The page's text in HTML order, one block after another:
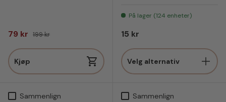
Salgspris
79 kr Vanlig pris
199 kr
Kjøp
På lager (124 enheter)
Vanlig pris
15 kr
Velg alternativ
Sammenlign Sammenlign